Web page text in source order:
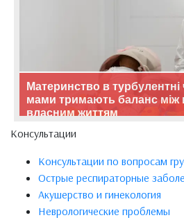
Материнство в турбулентні
мами тримають баланс між
власним життям
Консультации
Консультации по вопросам
Острые респираторные
Акушерство и гинекология
Неврологические проблемы